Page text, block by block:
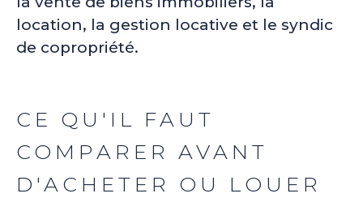
location, la gestion locative et le syndic
de copropriété.
CE QU'IL FAUT
COMPARER AVANT
D'ACHETER OU LOUER